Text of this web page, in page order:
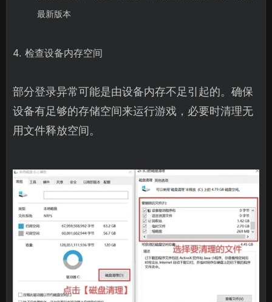
最新版本
4. 检查设备内存空间
部分登录异常可能是由设备内存不足引起的。确保
设备有足够的存储空间来运行游戏，必要时清理无
用文件释放空间。